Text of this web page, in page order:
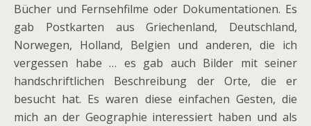
Bücher und Fernsehfilme oder Dokumentationen. Es
gab Postkarten aus Griechenland, Deutschland,
Norwegen, Holland, Belgien und anderen, die ich
vergessen habe … es gab auch Bilder mit seiner
handschriftlichen Beschreibung der Orte, die er
besucht hat. Es waren diese einfachen Gesten, die
mich an der Geographie interessiert haben und als